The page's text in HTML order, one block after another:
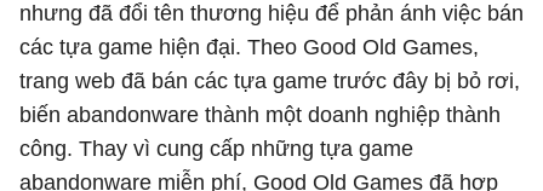
nhưng đã đổi tên thương hiệu để phản ánh việc bán
các tựa game hiện đại. Theo Good Old Games,
trang web đã bán các tựa game trước đây bị bỏ rơi,
biến abandonware thành một doanh nghiệp thành
công. Thay vì cung cấp những tựa game
abandonware miễn phí, Good Old Games đã hợp